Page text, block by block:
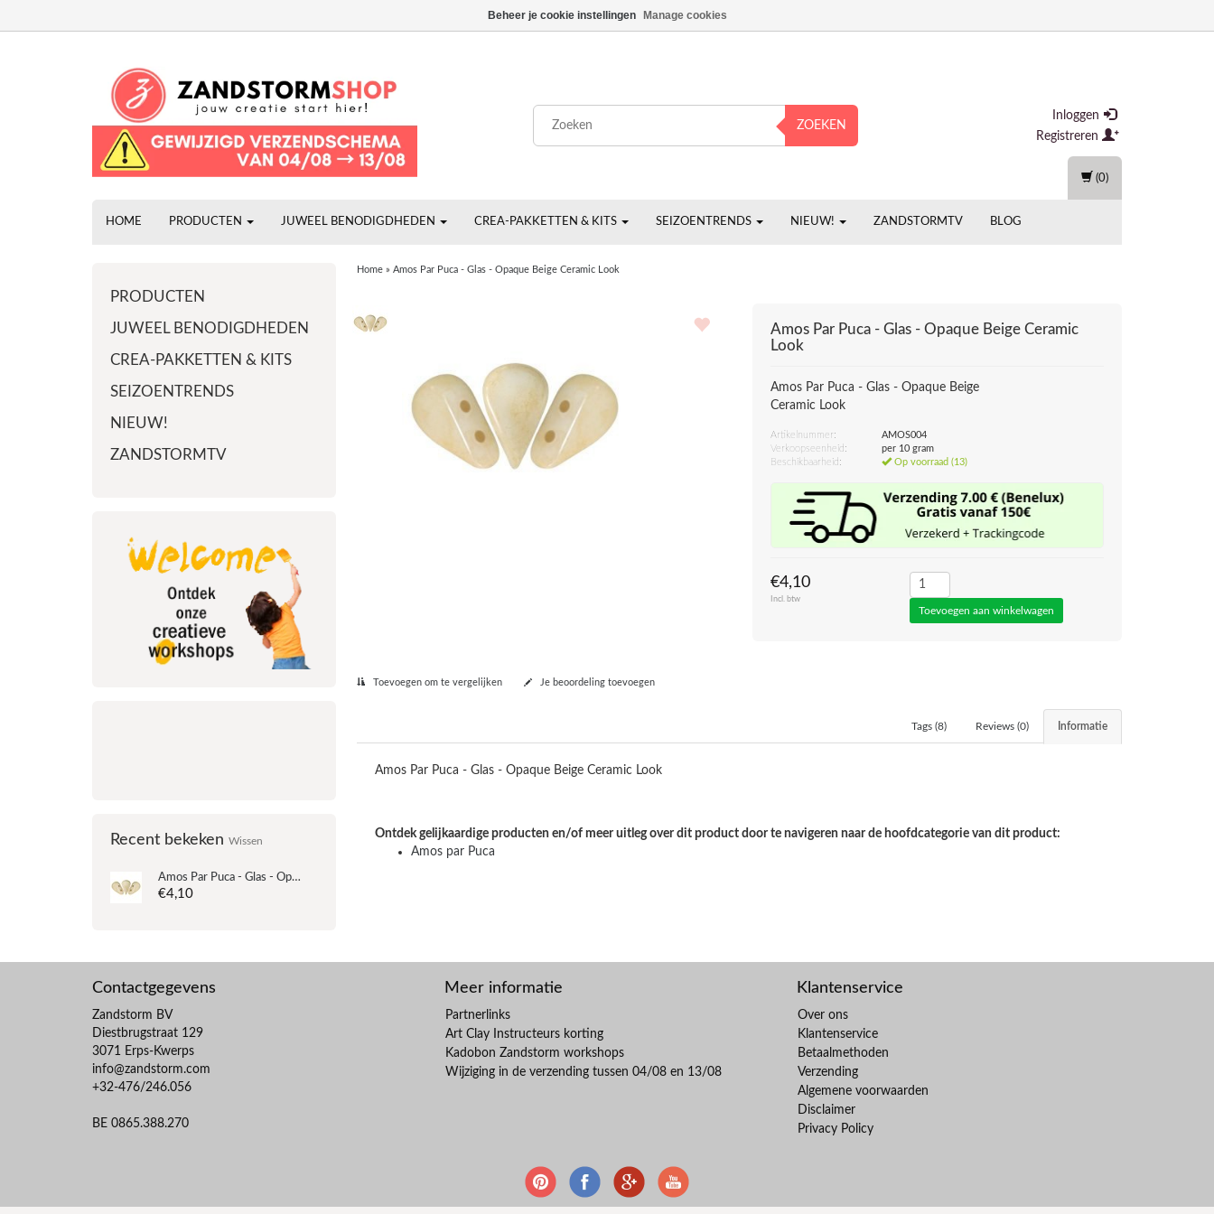
ZOEKEN
Inloggen
Registreren
HOME PRODUCTEN JUWEEL BENODIGDHEDEN CREA-PAKKETTEN & KITS SEIZOENTRENDS NIEUW! ZANDSTORMTV BLOG
(0)
PRODUCTEN
JUWEEL BENODIGDHEDEN
CREA-PAKKETTEN & KITS
SEIZOENTRENDS
NIEUW!
ZANDSTORMTV
Recent bekeken Wissen
Amos Par Puca - Glas - Opaque Beige Ceramic Look
€4,10
Home» Amos Par Puca - Glas - Opaque Beige Ceramic Look
Amos Par Puca - Glas - Opaque Beige Ceramic
Look
Amos Par Puca - Glas - Opaque Beige
Ceramic Look
Artikelnummer:
AMOS004
Verkoopseenheid:
per 10 gram
Beschikbaarheid:
Op voorraad (13)
€4,10
Incl. btw
Toevoegen om te vergelijken Je beoordeling toevoegen
Informatie
Reviews (0)
Tags (8)
Amos Par Puca - Glas - Opaque Beige Ceramic Look
Ontdek gelijkaardige producten en/of meer uitleg over dit product door te navigeren naar de hoofdcategorie van dit product:
Amos par Puca
Contactgegevens
Zandstorm BV
Diestbrugstraat 129
3071 Erps-Kwerps
info@zandstorm.com
+32-476/246.056
BE 0865.388.270
Meer informatie
Partnerlinks
Art Clay Instructeurs korting
Kadobon Zandstorm workshops
Wijziging in de verzending tussen 04/08 en 13/08
Klantenservice
Over ons
Klantenservice
Betaalmethoden
Verzending
Algemene voorwaarden
Disclaimer
Privacy Policy
Beheer je cookie instellingen Manage cookies